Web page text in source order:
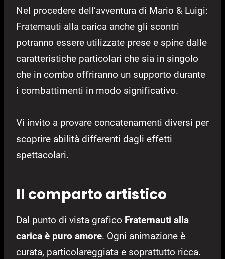
Nel procedere dell’avventura di Mario & Luigi:
Fraternauti alla carica anche gli scontri
potranno essere utilizzate prese e spine dalle
caratteristiche particolari che sia in singolo
che in combo offriranno un supporto durante
i combattimenti in modo significativo.
Vi invito a provare concatenamenti diversi per
scoprire abilità differenti dagli effetti
spettacolari.
Il comparto artistico
Dal punto di vista grafico Fraternauti alla
carica è puro amore. Ogni animazione è
curata, particolareggiata e soprattutto ricca.